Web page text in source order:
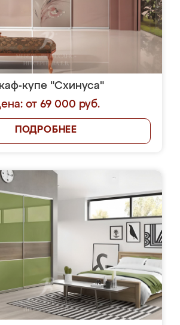
купе "Схинуса"
от 69 000 руб.
ПОДРОБНЕЕ